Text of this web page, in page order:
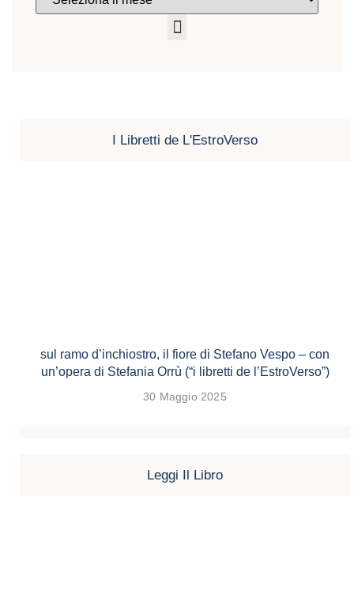
I Libretti de L'EstroVerso
sul ramo d’inchiostro, il fiore di Stefano Vespo – con
un’opera di Stefania Orrù (“i libretti de l’EstroVerso”)
30 Maggio 2025
Leggi Il Libro